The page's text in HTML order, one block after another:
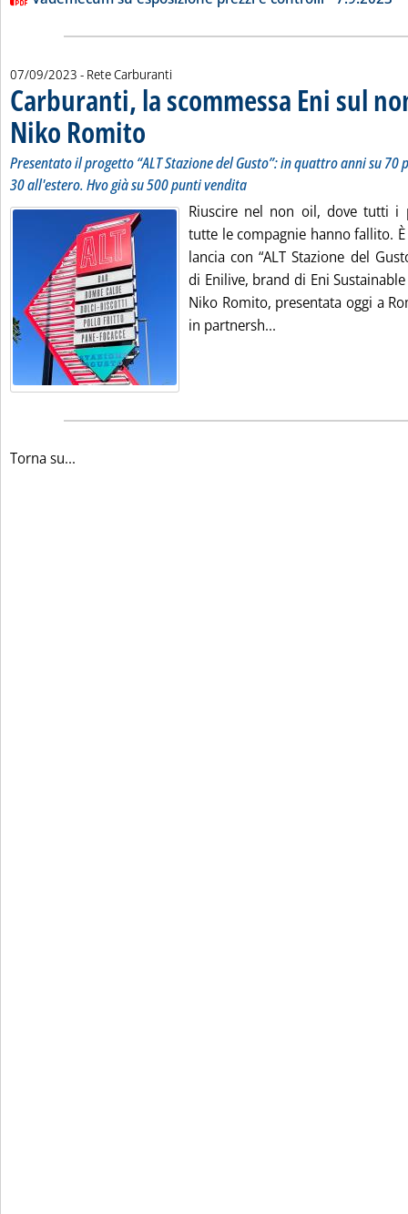
07/09/2023 - Rete Carburanti
Carburanti, la scommessa Eni sul
Niko Romito
Presentato il progetto “ALT Stazione del Gusto”: in quattro anni su
30 all'estero. Hvo già su 500 punti vendita
Riuscire nel non oil, dove tutti i
tutte le compagnie hanno fallito.
lancia con “ALT Stazione del
di Enilive, brand di Eni
Niko Romito, presentata oggi a
in partnersh...
Torna su...